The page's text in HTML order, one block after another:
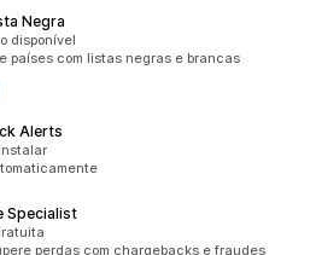
Negra
disponível
países com listas negras e brancas
Alerts
Specialist
perdas com chargebacks e fraudes